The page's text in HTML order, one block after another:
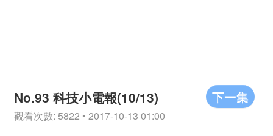
下一集
No.93 科技小電報(10/13)
觀看次數: 5822 • 2017-10-13 01:00